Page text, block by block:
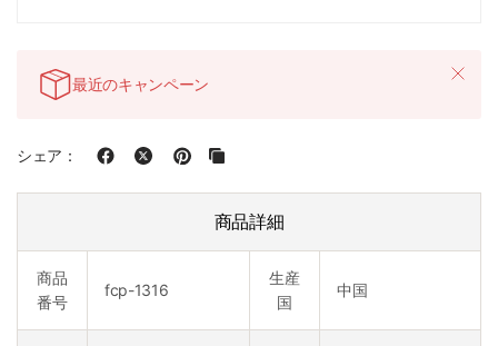
最近のキャンペーン
シェア：
商品詳細
商品
番号
fcp-1316
生産
国
中国